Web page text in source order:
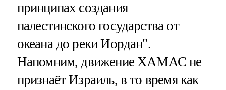
принципах создания
палестинского государства от
океана до реки Иордан".
Напомним, движение ХАМАС не
признаёт Израиль, в то время как